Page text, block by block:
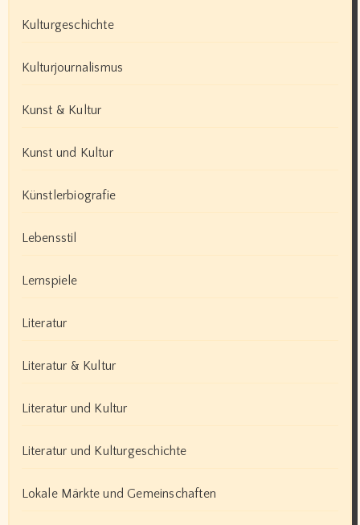
Kulturgeschichte
Kulturjournalismus
Kunst & Kultur
Kunst und Kultur
Künstlerbiografie
Lebensstil
Lernspiele
Literatur
Literatur & Kultur
Literatur und Kultur
Literatur und Kulturgeschichte
Lokale Märkte und Gemeinschaften